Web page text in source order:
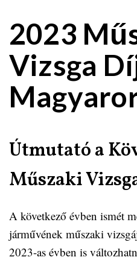
2023
Vizsga
Útmutató a
Műszaki
A következő évben ismét
járművének műszaki
2023-as évben is